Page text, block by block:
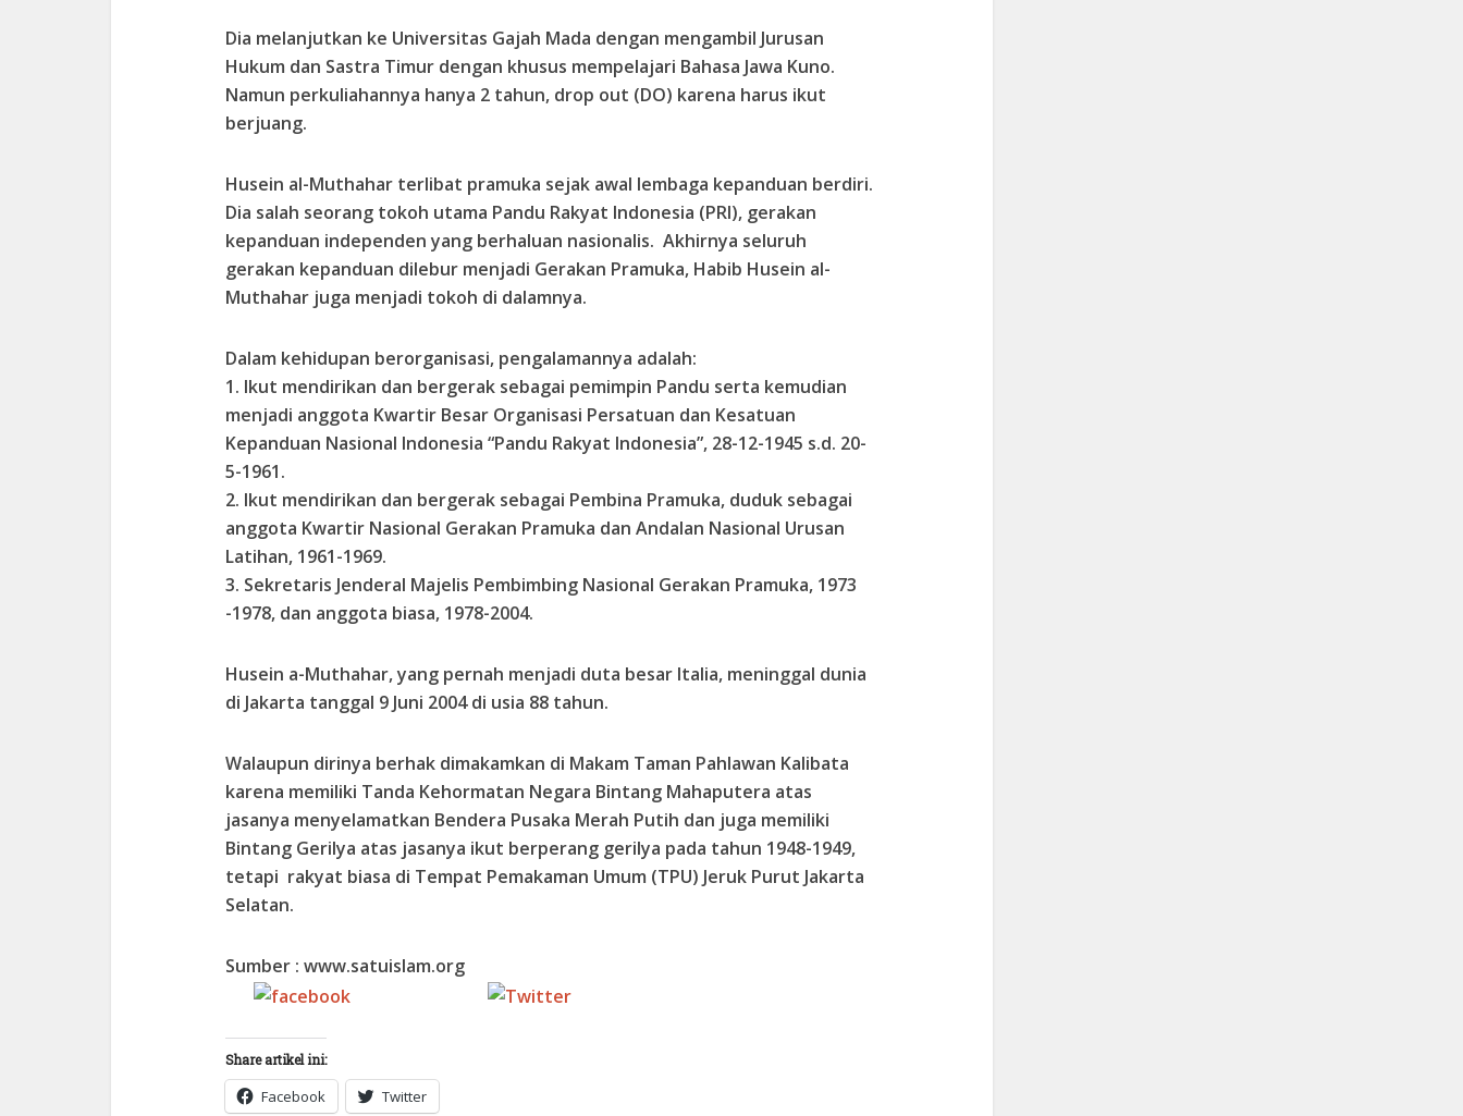
Dia melanjutkan ke Universitas Gajah Mada dengan mengambil Jurusan
Hukum dan Sastra Timur dengan khusus mempelajari Bahasa Jawa Kuno.
Namun perkuliahannya hanya 2 tahun, drop out (DO) karena harus ikut
berjuang.
Husein al-Muthahar terlibat pramuka sejak awal lembaga kepanduan berdiri.
Dia salah seorang tokoh utama Pandu Rakyat Indonesia (PRI), gerakan
kepanduan independen yang berhaluan nasionalis. Akhirnya seluruh
gerakan kepanduan dilebur menjadi Gerakan Pramuka, Habib Husein al-
Muthahar juga menjadi tokoh di dalamnya.
Dalam kehidupan berorganisasi, pengalamannya adalah:
1. Ikut mendirikan dan bergerak sebagai pemimpin Pandu serta kemudian
menjadi anggota Kwartir Besar Organisasi Persatuan dan Kesatuan
Kepanduan Nasional Indonesia “Pandu Rakyat Indonesia”, 28-12-1945 s.d. 20-
5-1961.
2. Ikut mendirikan dan bergerak sebagai Pembina Pramuka, duduk sebagai
anggota Kwartir Nasional Gerakan Pramuka dan Andalan Nasional Urusan
Latihan, 1961-1969.
3. Sekretaris Jenderal Majelis Pembimbing Nasional Gerakan Pramuka, 1973
-1978, dan anggota biasa, 1978-2004.
Husein a-Muthahar, yang pernah menjadi duta besar Italia, meninggal dunia
di Jakarta tanggal 9 Juni 2004 di usia 88 tahun.
Walaupun dirinya berhak dimakamkan di Makam Taman Pahlawan Kalibata
karena memiliki Tanda Kehormatan Negara Bintang Mahaputera atas
jasanya menyelamatkan Bendera Pusaka Merah Putih dan juga memiliki
Bintang Gerilya atas jasanya ikut berperang gerilya pada tahun 1948-1949,
tetapi rakyat biasa di Tempat Pemakaman Umum (TPU) Jeruk Purut Jakarta
Selatan.
Sumber : www.satuislam.org
Tweet
Share artikel ini:
Facebook Twitter